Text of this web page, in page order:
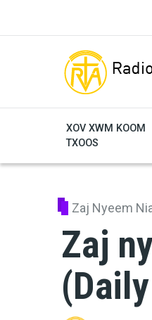
XOV XWM KOOM
TXOOS
Zaj Nyeem
Zaj